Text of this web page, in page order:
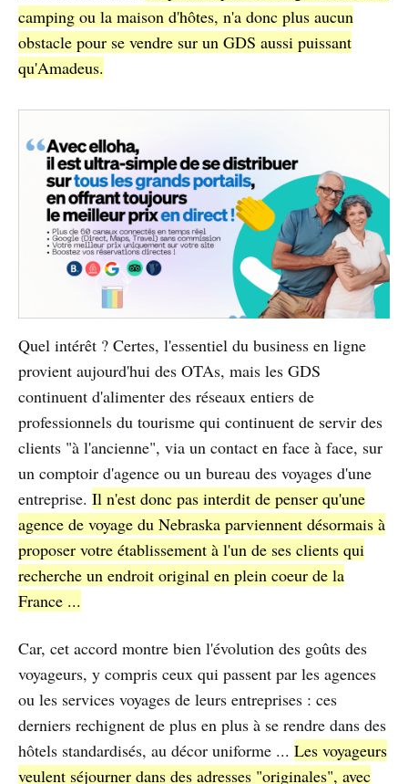
camping ou la maison d'hôtes, n'a donc plus aucun
obstacle pour se vendre sur un GDS aussi puissant
qu'Amadeus.
Quel intérêt ? Certes, l'essentiel du business en ligne
provient aujourd'hui des OTAs, mais les GDS
continuent d'alimenter des réseaux entiers de
professionnels du tourisme qui continuent de servir des
clients "à l'ancienne", via un contact en face à face, sur
un comptoir d'agence ou un bureau des voyages d'une
entreprise. Il n'est donc pas interdit de penser qu'une
agence de voyage du Nebraska parviennent désormais à
proposer votre établissement à l'un de ses clients qui
recherche un endroit original en plein coeur de la
France ...
Car, cet accord montre bien l'évolution des goûts des
voyageurs, y compris ceux qui passent par les agences
ou les services voyages de leurs entreprises : ces
derniers rechignent de plus en plus à se rendre dans des
hôtels standardisés, au décor uniforme ... Les voyageurs
veulent séjourner dans des adresses "originales", avec